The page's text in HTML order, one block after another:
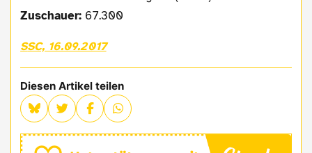
Zuschauer: 67.300
SSC, 16.09.2017
Diesen Artikel teilen